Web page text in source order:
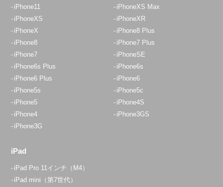
iPhone11
iPhoneXS Max
iPhoneXS
iPhoneXR
iPhoneX
iPhone8 Plus
iPhone8
iPhone7 Plus
iPhone7
iPhoneSE
iPhone6s Plus
iPhone6s
iPhone6 Plus
iPhone6
iPhone5s
iPhone5c
iPhone5
iPhone4S
iPhone4
iPhone3GS
iPhone3G
iPad
iPad Pro 11インチ（M4）
iPad mini（第7世代）